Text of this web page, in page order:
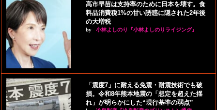
高市早苗は支持率のために日本を壊す。食
料品消費税1%の甘い誘惑に隠された2年後
の大増税
by 小林よしのり『小林よしのりライジング』
「震度7」に耐える免震・耐震技術でも破
損。令和8年熊本地震の「想定を超えた揺
れ」が明らかにした“現行基準の弱点”